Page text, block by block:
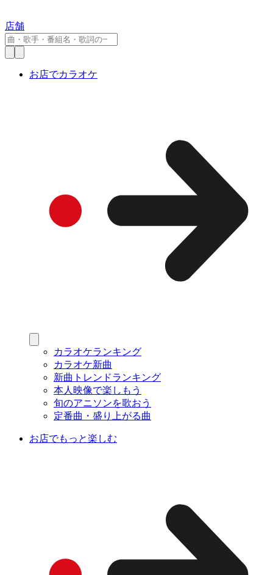
店舗
お店でカラオケ
カラオケランキング
カラオケ新曲
新曲トレンドランキング
本人映像で楽しもう
旬のアニソンを歌おう
定番曲・盛り上がる曲
お店でもっと楽しむ